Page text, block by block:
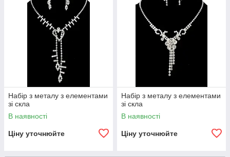
Набір з металу з елементами
зі скла
В наявності
Ціну уточнюйте
Набір з металу з елементами
зі скла
В наявності
Ціну уточнюйте